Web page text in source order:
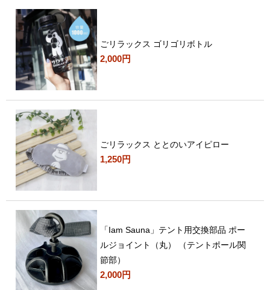
ごリラックス ゴリゴリボトル
2,000円
ごリラックス ととのいアイピロー
1,250円
「Iam Sauna」テント用交換部品 ポー
ルジョイント（丸） （テントポール関
節部）
2,000円